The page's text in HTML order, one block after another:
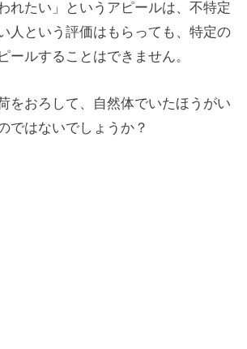
れたい」というアピールは、不特定
人という評価はもらっても、特定の
ールすることはできません。
をおろして、自然体でいたほうがい
ではないでしょうか？